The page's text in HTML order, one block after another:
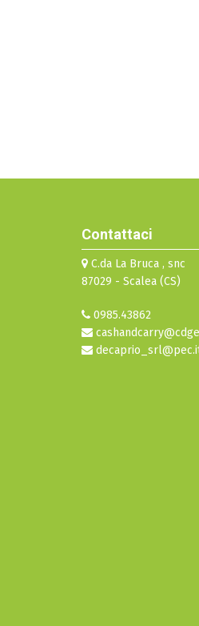
Contattaci
C.da La Bruca , snc
87029 - Scalea (CS)
0985.43862